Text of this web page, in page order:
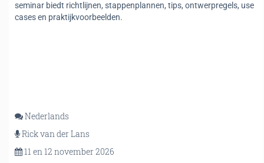
seminar biedt richtlijnen, stappenplannen, tips, ontwerpregels, use
cases en praktijkvoorbeelden.
Nederlands
Rick van der Lans
11 en 12 november 2026